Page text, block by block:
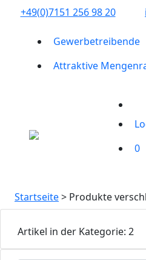
+49(0)7151 256 98 20‬
Gewerbetreibende
Attraktive
0
Startseite> Produkte
Artikel in der Kategorie: 2